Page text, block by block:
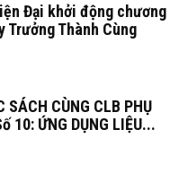
Đại khởi động chương
Trưởng Thành Cùng
SÁCH CÙNG CLB PHỤ
10: ỨNG DỤNG LIỆU...